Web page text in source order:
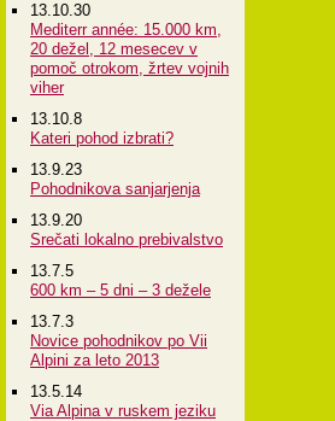
13.10.30
Mediterr année: 15.000 km,
20 dežel, 12 mesecev v
pomoč otrokom, žrtev vojnih
viher
13.10.8
Kateri pohod izbrati?
13.9.23
Pohodnikova sanjarjenja
13.9.20
Srečati lokalno prebivalstvo
13.7.5
600 km – 5 dni – 3 dežele
13.7.3
Novice pohodnikov po Vii
Alpini za leto 2013
13.5.14
Via Alpina v ruskem jeziku